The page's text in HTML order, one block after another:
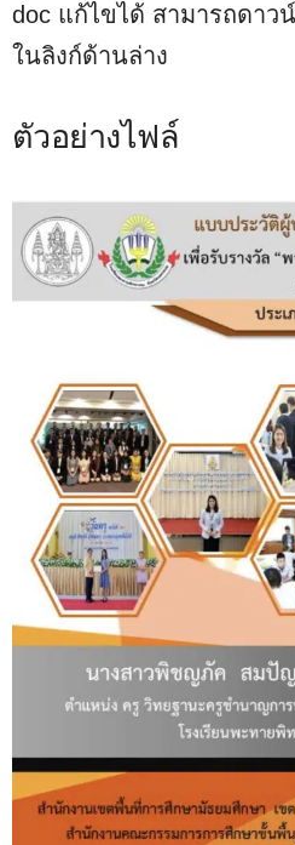
doc แก้ไขได้ สามารถดาว
ในลิงก์ด้านล่าง
ตัวอย่างไฟล์